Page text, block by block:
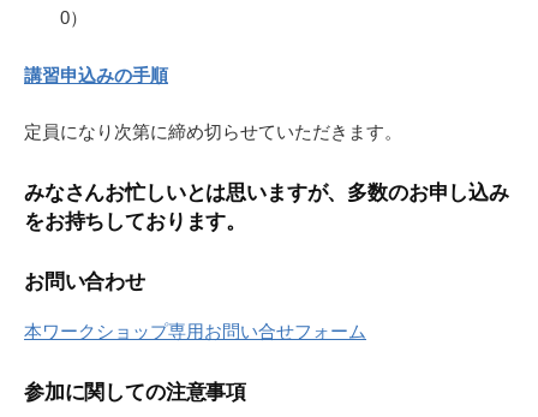
0）
講習申込みの手順
定員になり次第に締め切らせていただきます。
みなさんお忙しいとは思いますが、多数のお申し込み
をお持ちしております。
お問い合わせ
本ワークショップ専用お問い合せフォーム
参加に関しての注意事項